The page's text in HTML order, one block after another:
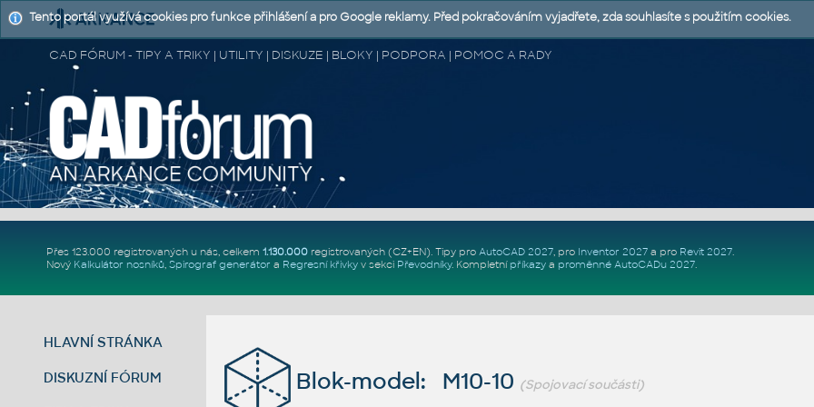
CAD FÓRUM - TIPY A TRIKY | UTILITY | DISKUZE | BLOKY | PODPORA | POMOC A RADY
Přes 123.000 registrovaných u nás, celkem 1.130.000registrovaných (CZ+EN). Tipy pro AutoCAD 2027, pro Inventor 2027a pro Revit 2027.
Nový Kalkulátor nosníků, Spirograf generátor a Regresní křivkyv sekci Převodníky. Kompletní příkazya proměnné AutoCADu 2027.
HLAVNÍ STRÁNKA
DISKUZNÍ FÓRUM Blok-model: M10-10 (Spojovací součásti)
Tento portál využívá cookies pro funkce přihlášení a pro Google reklamy. Před pokračováním vyjadřete, zda souhlasíte s použitím cookies.